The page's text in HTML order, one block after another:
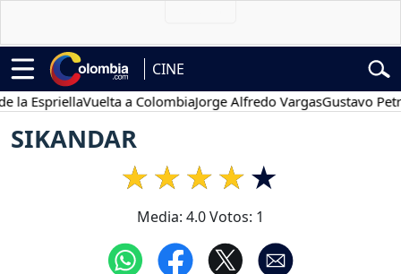
CINE
EspriellaVuelta a ColombiaJorge Alfredo VargasGustavo Petro
SIKANDAR
Media: 4.0Votos: 1